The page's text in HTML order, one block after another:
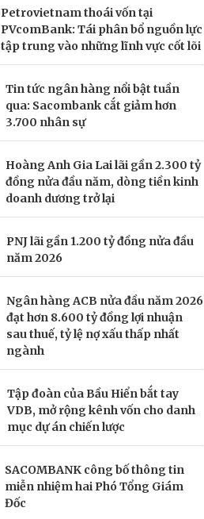
Petrovietnam thoái vốn tại
PVcomBank: Tái phân bổ nguồn lực
tập trung vào những lĩnh vực cốt lõi
Tin tức ngân hàng nổi bật tuần
qua: Sacombank cắt giảm hơn
3.700 nhân sự
Hoàng Anh Gia Lai lãi gần 2.300 tỷ
đồng nửa đầu năm, dòng tiền kinh
doanh dương trở lại
PNJ lãi gần 1.200 tỷ đồng nửa đầu
năm 2026
Ngân hàng ACB nửa đầu năm 2026
đạt hơn 8.600 tỷ đồng lợi nhuận
sau thuế, tỷ lệ nợ xấu thấp nhất
ngành
Tập đoàn của Bầu Hiển bắt tay
VDB, mở rộng kênh vốn cho danh
mục dự án chiến lược
SACOMBANK công bố thông tin
miễn nhiệm hai Phó Tổng Giám
Đốc